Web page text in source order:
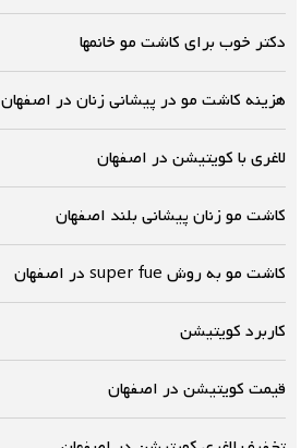
دکتر خوب برای کاشت مو خانمها
هزینه کاشت مو در پیشانی زنان در اصفهان
لاغری با کویتیشن در اصفهان
کاشت مو زنان پیشانی بلند اصفهان
کاشت مو به روش super fue در اصفهان
کاربرد کویتیشن
قیمت کویتیشن در اصفهان